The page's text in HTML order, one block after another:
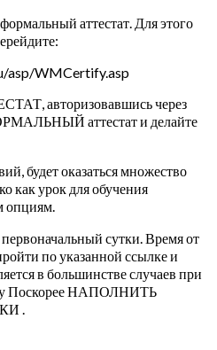
аттестат. Для этого
asp/WMCertify.asp
авторизовавшись через
аттестат и делайте
будет оказаться множество
как урок для обучения
опциям.
сутки. Время от
по указанной ссылке и
в большинстве случаев при
Поскорее НАПОЛНИТЬ
.